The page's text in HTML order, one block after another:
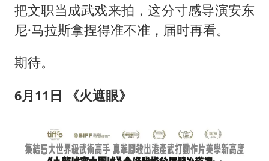
把文职当成武戏来拍，这分寸感导演安东
尼·马拉斯拿捏得准不准，届时再看。
期待。
6月11 日 《火遮眼》